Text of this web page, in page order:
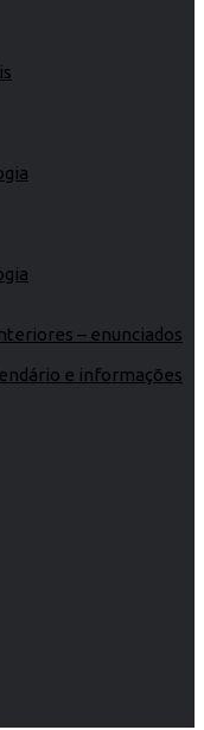
– enunciados
e informações